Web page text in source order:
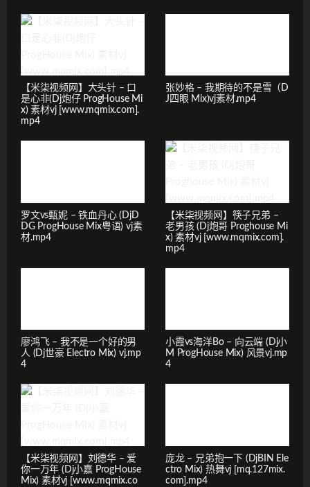
【米柒视频网】大头针 – 口
是心非(Dj炮仔 ProgHouse Mi
x) 素材vj [www.mqmix.com].
mp4
张妙格 – 我期待的不是雪（D
J四眼 Mix)vj素材.mp4
罗文vs甄妮 – 铁血丹心 (DjD
DG ProgHouse Mix粤语) vj素
材.mp4
【米柒视频网】筷子兄弟 –
老男孩 (Dj炮哥 Proghouse Mi
x) 素材vj [www.mqmix.com].
mp4
廖鸿飞 – 我不是一个好的男
人 (Dj世豪 Electro Mix) vj.mp
4
小霞vs海洋Bo – 向云端 (Dj小
M ProgHouse Mix) 风景vj.mp
4
【米柒视频网】刘德华 – 爱
你一万年 (Dj小嘉 ProgHouse
Mix) 素材vj [www.mqmix.co
庞龙 – 兄弟抱一下 (DjBIN Ele
ctro Mix) 热舞vj [mq.127mix.
com].mp4